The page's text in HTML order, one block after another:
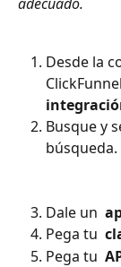
Desde la
Busque y
búsqueda.
Dale un
Pega tu
Pega tu